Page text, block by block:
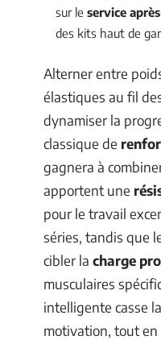
sur le service
des kits haut de
Alterner entre
élastiques au fil
dynamiser la
classique de
gagnera à
apportent une
pour le travail
séries, tandis que
cibler la charge
musculaires
intelligente casse
motivation, tout